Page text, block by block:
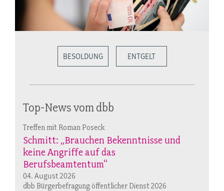
BESOLDUNG ENTGELT
Top-News vom dbb
Treffen mit Roman Poseck
Schmitt: „Brauchen Bekenntnisse und
keine Angriffe auf das
Berufsbeamtentum“
04. August 2026
dbb Bürgerbefragung öffentlicher Dienst 2026